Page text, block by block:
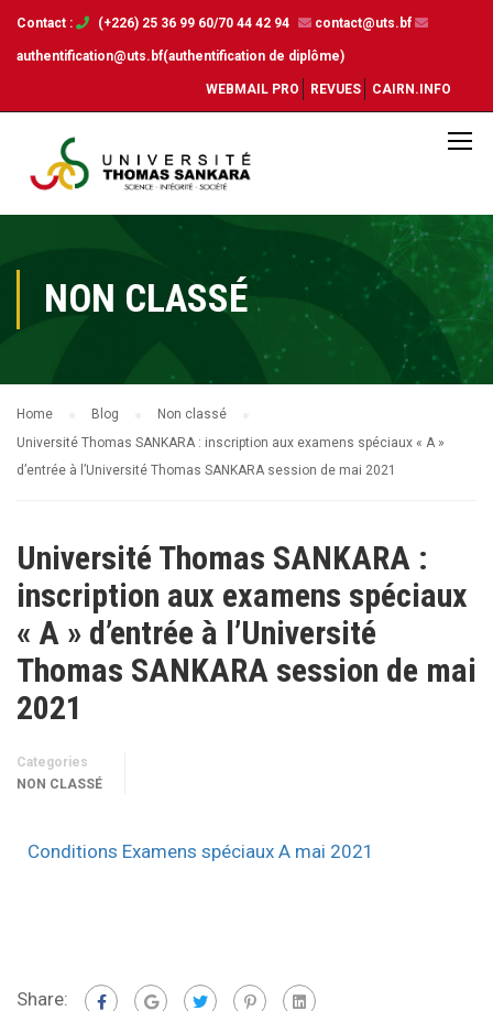
Contact : (+226) 25 36 99 60/70 44 42 94 contact@uts.bf
authentification@uts.bf(authentification de diplôme)
WEBMAIL PRO REVUES CAIRN.INFO
NON CLASSÉ
Home Blog
Non classé
Université Thomas SANKARA : inscription aux examens spéciaux « A »
d’entrée à l’Université Thomas SANKARA session de mai 2021
Université Thomas SANKARA :
inscription aux examens spéciaux
« A » d’entrée à l’Université
Thomas SANKARA session de mai
2021
Categories
NON CLASSÉ
Conditions Examens spéciaux A mai 2021
Share: